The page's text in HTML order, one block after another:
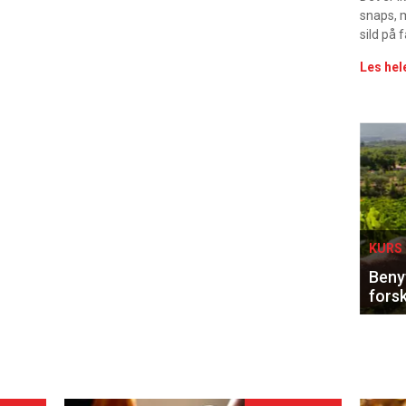
snaps,
sild på
Les